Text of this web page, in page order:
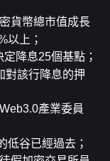
貨幣總市值成長
以上；
降息25個基點；
對該行降息的押
產業委員
低谷已經過去；